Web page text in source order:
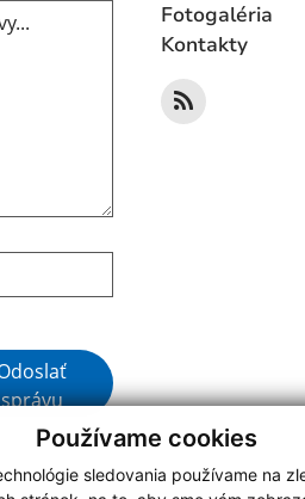
Používame cookies
sledovania používame na
reCaptcha Response
správu
Fotogaléria
Kontakty